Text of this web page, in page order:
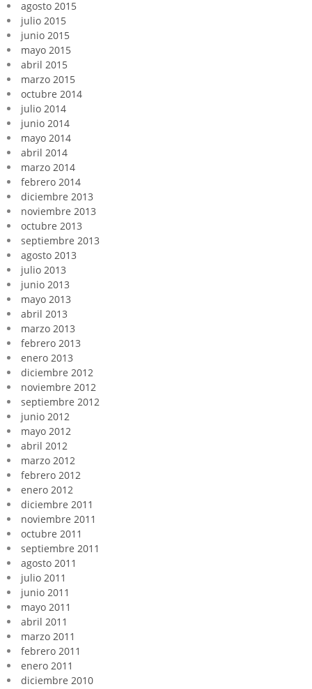
agosto 2015
julio 2015
junio 2015
mayo 2015
abril 2015
marzo 2015
octubre 2014
julio 2014
junio 2014
mayo 2014
abril 2014
marzo 2014
febrero 2014
diciembre 2013
noviembre 2013
octubre 2013
septiembre 2013
agosto 2013
julio 2013
junio 2013
mayo 2013
abril 2013
marzo 2013
febrero 2013
enero 2013
diciembre 2012
noviembre 2012
septiembre 2012
junio 2012
mayo 2012
abril 2012
marzo 2012
febrero 2012
enero 2012
diciembre 2011
noviembre 2011
octubre 2011
septiembre 2011
agosto 2011
julio 2011
junio 2011
mayo 2011
abril 2011
marzo 2011
febrero 2011
enero 2011
diciembre 2010